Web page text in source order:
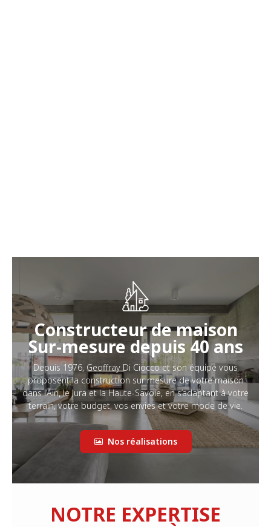
Constructeur de maison
Sur-mesure depuis 40 ans
Depuis 1976, Geoffray Di Ciocco et son équipe vous
proposent la construction sur mesure de votre maison
dans l’Ain, le Jura et la Haute-Savoie, en s’adaptant à votre
terrain, votre budget, vos envies et votre mode de vie.
Nos réalisations
NOTRE EXPERTISE